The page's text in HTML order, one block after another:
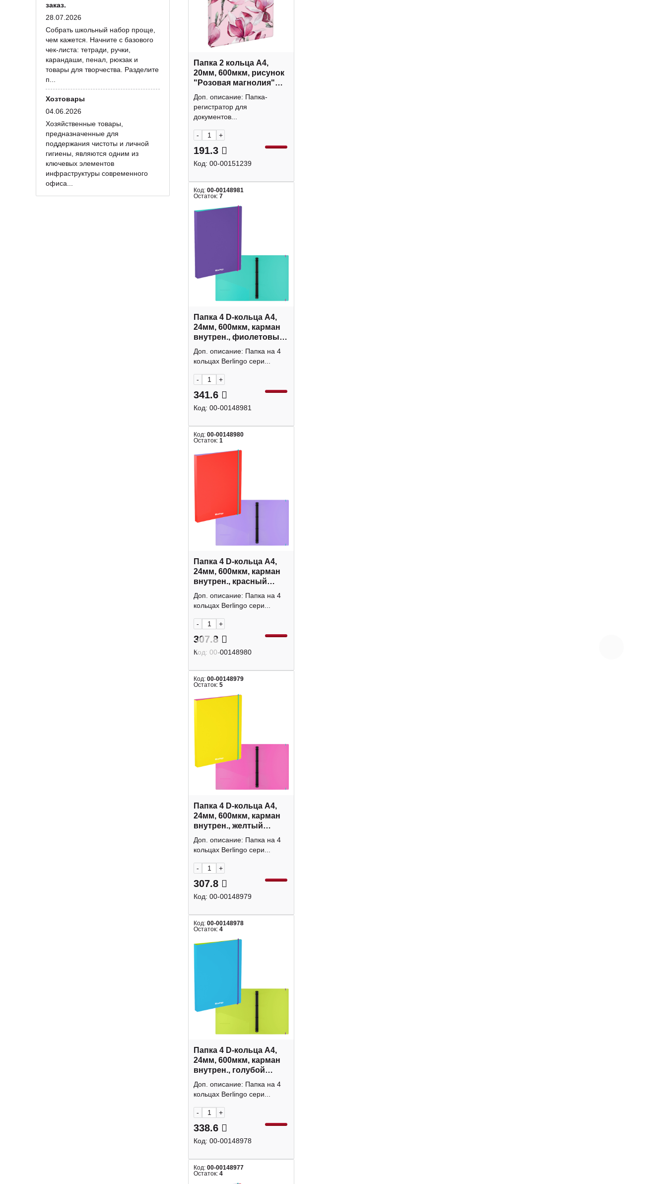
заказ.
28.07.2026
Собрать школьный набор проще,
чем кажется. Начните с базового
чек-листа: тетради, ручки,
карандаши, пенал, рюкзак и
товары для творчества. Разделите
п...
Хозтовары
04.06.2026
Хозяйственные товары,
предназначенные для
поддержания чистоты и личной
гигиены, являются одним из
ключевых элементов
инфраструктуры современного
офиса...
Папка 2 кольца А4,
20мм, 600мкм, рисунок
"Розовая магнолия"
72243 Феникс+
Доп. описание: Папка-
регистратор для
документов...
- +
191.3
Код: 00-00151239
Код: 00-00148981
Остаток: 7
Папка 4 D-кольца А4,
24мм, 600мкм, карман
внутрен., фиолетовый
"Raze" RB4_4D152
Berlingo
Доп. описание: Папка на 4
кольцах Berlingo сери...
- +
341.6
Код: 00-00148981
Код: 00-00148980
Остаток: 1
Папка 4 D-кольца А4,
24мм, 600мкм, карман
внутрен., красный
"Raze" RB4_4D151
Berlingo
Доп. описание: Папка на 4
кольцах Berlingo сери...
- +
307.8
Код: 00-00148980
Код: 00-00148979
Остаток: 5
Папка 4 D-кольца А4,
24мм, 600мкм, карман
внутрен., желтый
"Raze" RB4_4D153
Berlingo
Доп. описание: Папка на 4
кольцах Berlingo сери...
- +
307.8
Код: 00-00148979
Код: 00-00148978
Остаток: 4
Папка 4 D-кольца А4,
24мм, 600мкм, карман
внутрен., голубой
"Raze" RB4_4D154
Berlingo
Доп. описание: Папка на 4
кольцах Berlingo сери...
- +
338.6
Код: 00-00148978
Код: 00-00148977
Остаток: 4